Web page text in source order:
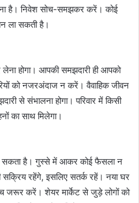
है। निवेश सोच-समझकर करें। कोई
ला सकती है।
होगा। आपकी समझदारी ही आपको
को नजरअंदाज न करें। वैवाहिक जीवन
से संभालना होगा। परिवार में किसी
का साथ मिलेगा।
सकता है। गुस्से में आकर कोई फैसला न
सक्रिय रहेंगे, इसलिए सतर्क रहें। नया घर
जरूर करें। शेयर मार्केट से जुड़े लोगों को